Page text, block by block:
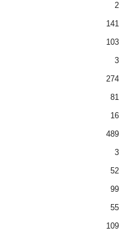
2
141
103
3
274
81
16
489
3
52
99
55
109